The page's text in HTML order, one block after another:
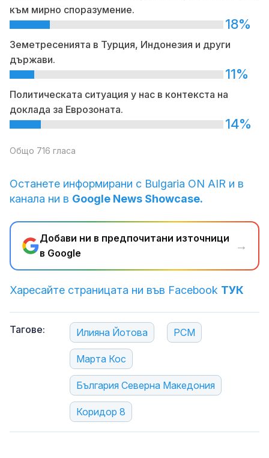
към мирно споразумение.
18%
Земетресенията в Турция, Индонезия и други
държави.
11%
Политическата ситуация у нас в контекста на
доклада за Еврозоната.
14%
Общо 716 гласа
Останете информирани с Bulgaria ON AIR и в
канала ни в Google News Showcase.
Добави ни в предпочитани източници
в Google
→
Харесайте страницата ни във Facebook ТУК
Тагове: Илияна Йотова РСМ
Марта Кос
България Северна Македония
Коридор 8